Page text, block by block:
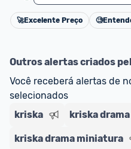
🚀Excelente Preço 🧐
Outros alertas criados
Você receberá alertas de
selecionados
kriska
kriska drama
kriska drama miniatura